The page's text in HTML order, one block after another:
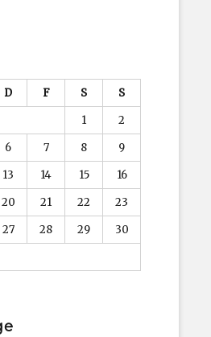
D F S
S
1
2
6 7 8
9
13 14 15
16
20 21 22
23
27 28 29
30